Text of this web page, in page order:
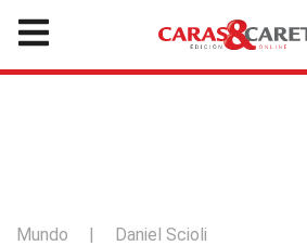
Mundo | Daniel Scioli